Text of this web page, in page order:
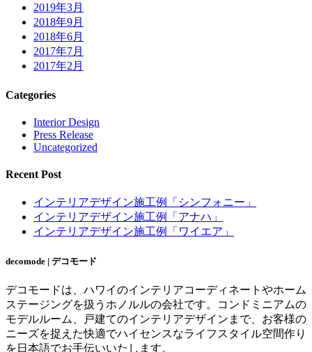
2019年3月
2018年9月
2018年6月
2017年7月
2017年2月
Categories
Interior Design
Press Release
Uncategorized
Recent Post
インテリアデザイン施工例「シンフォニー」
インテリアデザイン施工例「アナハ」
インテリアデザイン施工例「ワイエア」
decomode | デコモード
デコモードは、ハワイのインテリアコーディネートやホーム
ステージングを扱うホノルルの会社です。コンドミニアムの
モデルルーム、戸建てのインテリアデザインまで、お客様の
ニーズを捉えた快適でハイセンスなライフスタイル空間作り
を日本語でお手伝いいたします。